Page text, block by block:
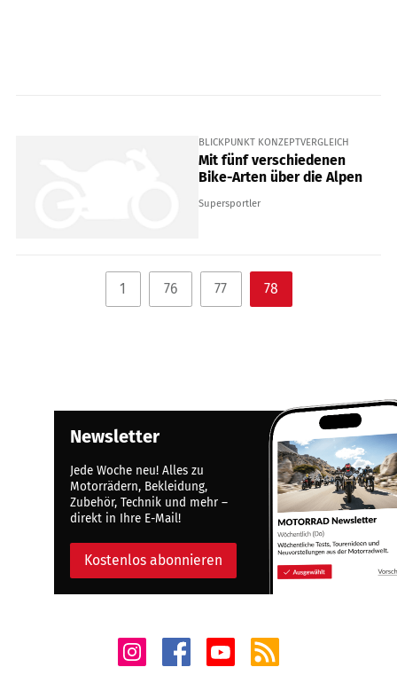
BLICKPUNKT KONZEPTVERGLEICH
Mit fünf verschiedenen
Bike-Arten über die Alpen
Supersportler
1 76 77 78
Newsletter
Jede Woche neu! Alles zu
Motorrädern, Bekleidung,
Zubehör, Technik und mehr –
direkt in Ihre E-Mail!
Kostenlos abonnieren